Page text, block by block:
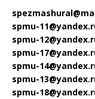
spmu-
spmu-
spmu-
spmu-
spmu-
spmu-